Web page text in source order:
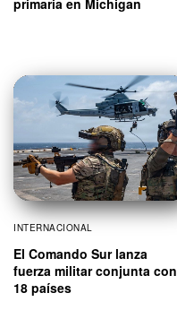
INTERNACIONAL
El Comando Sur lanza
fuerza militar conjunta con
18 países